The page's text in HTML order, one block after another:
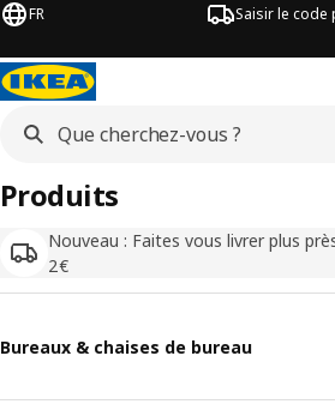
FR Saisir le code
Nouveau : Faites vous livrer plus
2€
Produits
Bureaux & chaises de bureau